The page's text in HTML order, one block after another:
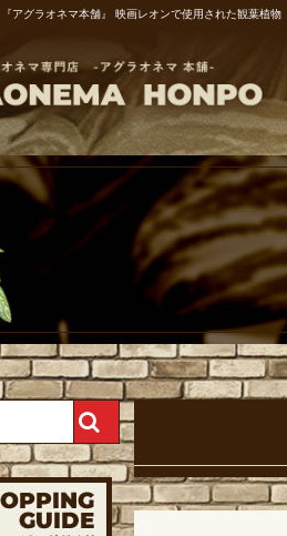
グラオネマ本舗』 映画レオンで使用された観葉植物